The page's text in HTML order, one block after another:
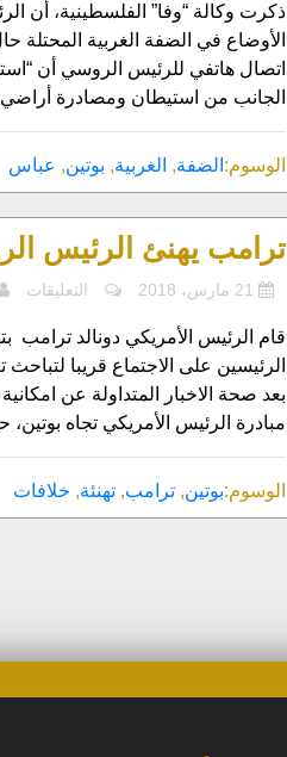
يحذر
من
تفجر
في
الضفة
ذكرت وكالة “وفا” الفلسطينية، أن
الأوضاع في الضفة الغربية المحتلة
اتصال هاتفي للرئيس الروسي أن
الجانب من استيطان ومصادرة
الوسوم: الضفة, الغربية, بوتين, عباس
ترامب يهنئ الرئيس
التعليقات
قام الرئيس الأمريكي دونالد ترامب
الرئيسين على الاجتماع قريبا
بعد صحة الاخبار المتداولة عن
مبادرة الرئيس الأمريكي تجاه
الوسوم:بوتين,ترامب,تهنئة, خلافات